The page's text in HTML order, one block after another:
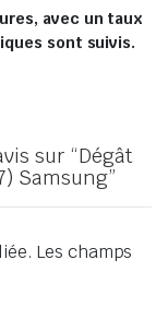
avec un taux
sont suivis.
sur “Dégât
Samsung”
Les champs